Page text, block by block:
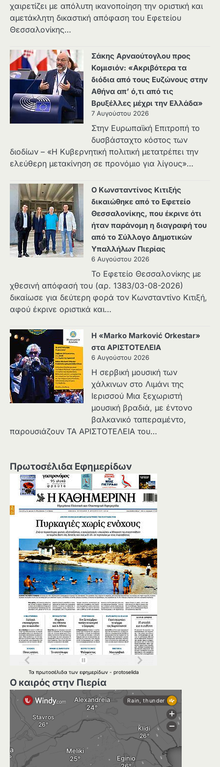
χαιρετίζει με απόλυτη ικανοποίηση την οριστική και
αμετάκλητη δικαστική απόφαση του Εφετείου
Θεσσαλονίκης…
Σάκης Αρναούτογλου προς
Κομισιόν: «Ακριβότερα τα
διόδια από τους Ευζώνους στην
Αθήνα απ’ ό,τι από τις
Βρυξέλλες μέχρι την Ελλάδα»
7 Αυγούστου 2026
Στην Ευρωπαϊκή Επιτροπή το
δυσβάσταχτο κόστος των
διοδίων – «Η Κυβερνητική πολιτική μετατρέπει την
ελεύθερη μετακίνηση σε προνόμιο για λίγους»…
Ο Κωνσταντίνος Κιτιξής
δικαιώθηκε από το Εφετείο
Θεσσαλονίκης, που έκρινε ότι
ήταν παράνομη η διαγραφή του
από το Σύλλογο Δημοτικών
Υπαλλήλων Πιερίας
6 Αυγούστου 2026
Το Εφετείο Θεσσαλονίκης με
χθεσινή απόφασή του (αρ. 1383/03-08-2026)
δικαίωσε για δεύτερη φορά τον Κωνσταντίνο Κιτιξή,
αφού έκρινε οριστικά και…
Η «Marko Marković Orkestar»
στα ΑΡΙΣΤΟΤΕΛΕΙΑ
6 Αυγούστου 2026
Η σερβική μουσική των
χάλκινων στο Λιμάνι της
Ιερισσού Μια ξεχωριστή
μουσική βραδιά, με έντονο
βαλκανικό ταπεραμέντο,
παρουσιάζουν ΤΑ ΑΡΙΣΤΟΤΕΛΕΙΑ του…
Πρωτοσέλιδα Εφημερίδων
Τα πρωτοσέλιδα των εφημερίδων - protoselida
Ο καιρός στην Πιερία